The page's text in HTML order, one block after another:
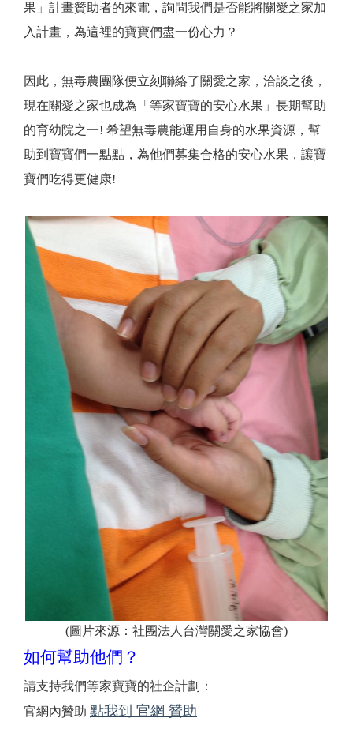
果」計畫贊助者的來電，詢問我們是否能將關愛之家加
入計畫，為這裡的寶寶們盡一份心力？
因此，無毒農團隊便立刻聯絡了關愛之家，洽談之後，
現在關愛之家也成為「等家寶寶的安心水果」長期幫助
的育幼院之一! 希望無毒農能運用自身的水果資源，幫
助到寶寶們一點點，為他們募集合格的安心水果，讓寶
寶們吃得更健康!
(圖片來源：社團法人台灣關愛之家協會)
如何幫助他們？
請支持我們等家寶寶的社企計劃：
官網內贊助 點我到 官網 贊助